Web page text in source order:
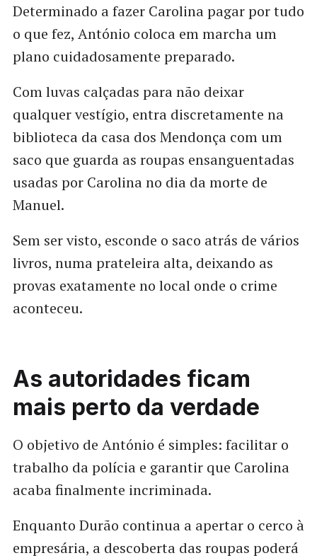
Determinado a fazer Carolina pagar por tudo
o que fez, António coloca em marcha um
plano cuidadosamente preparado.
Com luvas calçadas para não deixar
qualquer vestígio, entra discretamente na
biblioteca da casa dos Mendonça com um
saco que guarda as roupas ensanguentadas
usadas por Carolina no dia da morte de
Manuel.
Sem ser visto, esconde o saco atrás de vários
livros, numa prateleira alta, deixando as
provas exatamente no local onde o crime
aconteceu.
As autoridades ficam
mais perto da verdade
O objetivo de António é simples: facilitar o
trabalho da polícia e garantir que Carolina
acaba finalmente incriminada.
Enquanto Durão continua a apertar o cerco à
empresária, a descoberta das roupas poderá